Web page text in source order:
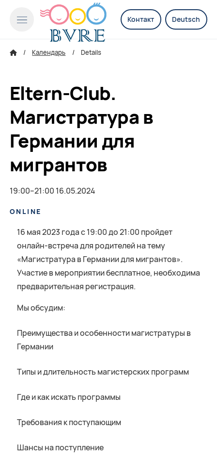
Контакт Deutsch
Календарь Details
Eltern-Club.
Магистратура в
Германии для
мигрантов
19:00–21:00 16.05.2024
ONLINE
16 мая 2023 года с 19:00 до 21:00 пройдет
онлайн-встреча для родителей на тему
«Магистратура в Германии для мигрантов».
Участие в мероприятии бесплатное, необходима
предварительная регистрация.
Мы обсудим:
Преимущества и особенности магистратуры в
Германии
Типы и длительность магистерских программ
Где и как искать программы
Требования к поступающим
Шансы на поступление